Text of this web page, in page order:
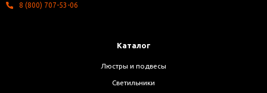
8 (800) 707-53-06
Каталог
Люстры и подвесы
Светильники